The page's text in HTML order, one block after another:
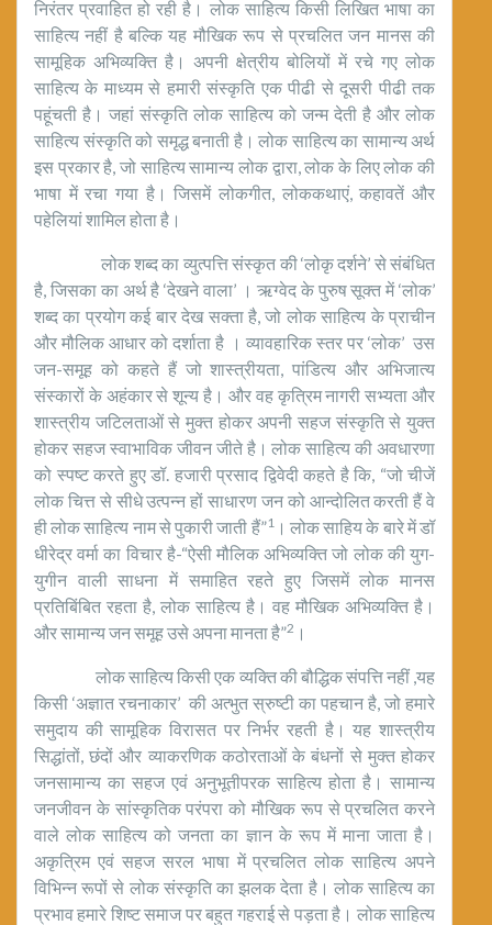
निरंतर प्रवाहित हो रही है। लोक साहित्य किसी लिखित भाषा का
साहित्य नहीं है बल्कि यह मौखिक रूप से प्रचलित जन मानस की
सामूहिक अभिव्यक्ति है। अपनी क्षेत्रीय बोलियों में रचे गए लोक
साहित्य के माध्यम से हमारी संस्कृति एक पीढी से दूसरी पीढी तक
पहूंचती है। जहां संस्कृति लोक साहित्य को जन्म देती है और लोक
साहित्य संस्कृति को समृद्ध बनाती है। लोक साहित्य का सामान्य अर्थ
इस प्रकार है, जो साहित्य सामान्य लोक द्वारा, लोक के लिए लोक की
भाषा में रचा गया है। जिसमें लोकगीत, लोककथाएं, कहावतें और
पहेलियां शामिल होता है।
लोक शब्द का व्युत्पत्ति संस्कृत की ‘लोकृ दर्शने’ से संबंधित
है, जिसका का अर्थ है ‘देखने वाला’ । ऋग्वेद के पुरुष सूक्त में ‘लोक’
शब्द का प्रयोग कई बार देख सक्ता है, जो लोक साहित्य के प्राचीन
और मौलिक आधार को दर्शाता है । व्यावहारिक स्तर पर ‘लोक’ उस
जन-समूह को कहते हैं जो शास्त्रीयता, पांडित्य और अभिजात्य
संस्कारों के अहंकार से शून्य है। और वह कृत्रिम नागरी सभ्यता और
शास्त्रीय जटिलताओं से मुक्त होकर अपनी सहज संस्कृति से युक्त
होकर सहज स्वाभाविक जीवन जीते है। लोक साहित्य की अवधारणा
को स्पष्ट करते हुए डॉ. हजारी प्रसाद द्विवेदी कहते है कि, “जो चीजें
लोक चित्त से सीधे उत्पन्न हों साधारण जन को आन्दोलित करती हैं वे
ही लोक साहित्य नाम से पुकारी जाती हैं”1। लोक साहिय के बारे में डॉ
धीरेद्र वर्मा का विचार है-“ऐसी मौलिक अभिव्यक्ति जो लोक की युग-
युगीन वाली साधना में समाहित रहते हुए जिसमें लोक मानस
प्रतिबिंबित रहता है, लोक साहित्य है। वह मौखिक अभिव्यक्ति है।
और सामान्य जन समूह उसे अपना मानता है”2 ।
लोक साहित्य किसी एक व्यक्ति की बौद्धिक संपत्ति नहीं ,यह
किसी ‘अज्ञात रचनाकार’ की अत्भुत स्रुष्टी का पहचान है, जो हमारे
समुदाय की सामूहिक विरासत पर निर्भर रहती है। यह शास्त्रीय
सिद्धांतों, छंदों और व्याकरणिक कठोरताओं के बंधनों से मुक्त होकर
जनसामान्य का सहज एवं अनुभूतीपरक साहित्य होता है। सामान्य
जनजीवन के सांस्कृतिक परंपरा को मौखिक रूप से प्रचलित करने
वाले लोक साहित्य को जनता का ज्ञान के रूप में माना जाता है।
अकृत्रिम एवं सहज सरल भाषा में प्रचलित लोक साहित्य अपने
विभिन्न रूपों से लोक संस्कृति का झलक देता है। लोक साहित्य का
प्रभाव हमारे शिष्ट समाज पर बहुत गहराई से पड़ता है। लोक साहित्य